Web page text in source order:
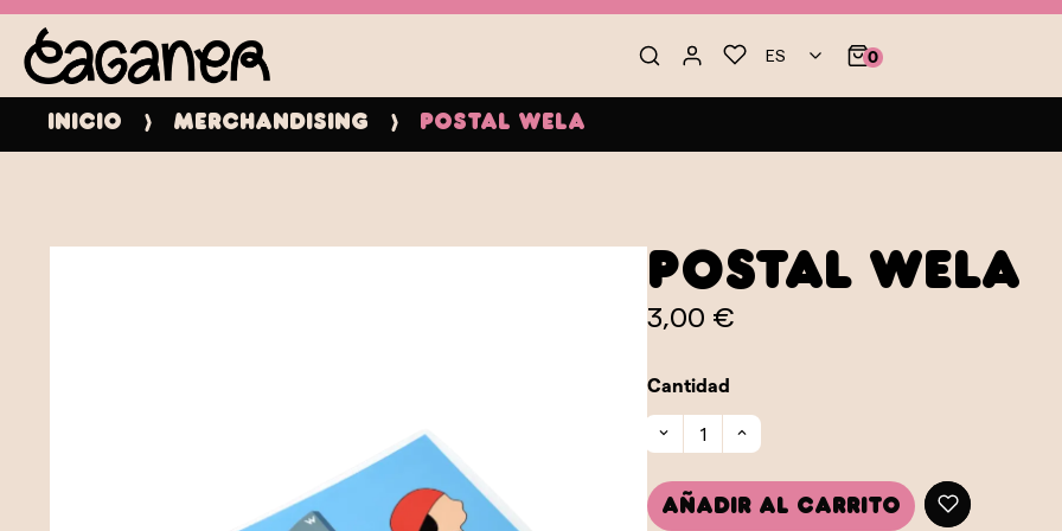
ES 0
Inicio Merchandising Postal Wela
Postal Wela
3,00 €
Cantidad
Añadir al carrito